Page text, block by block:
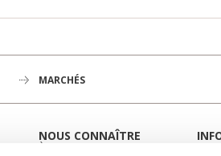
MARCHÉS
NOUS CONNAÎTRE
À LA UNE